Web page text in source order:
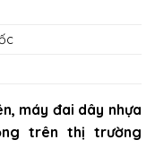
máy đai dây nhựa
trên thị trường